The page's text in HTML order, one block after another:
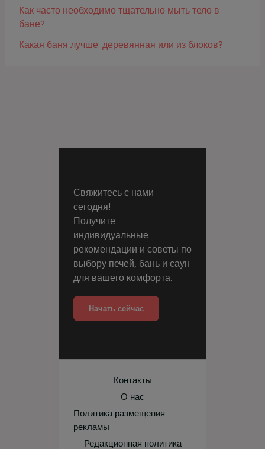
Как часто необходимо тщательно мыть тело в
бане?
Какая баня лучше: деревянная или из блоков?
Свяжитесь с нами
сегодня!
Получите
индивидуальные
рекомендации и советы по
выбору печей, бань и саун
для вашего комфорта.
Начать сейчас
Контакты
О нас
Политика размещения
рекламы
Редакционная политика